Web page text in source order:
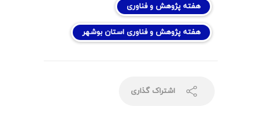
هفته پژوهش و فناوری
هفته پژوهش و فناوری استان بوشهر
اشتراک گذاری